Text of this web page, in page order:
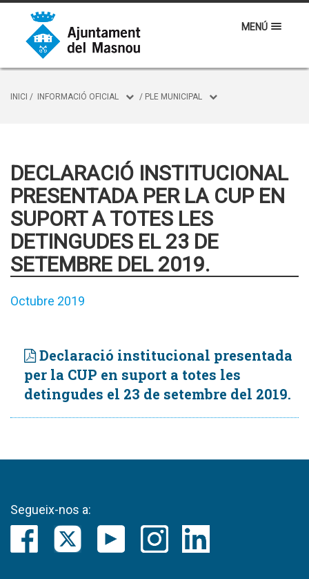
MENÚ
INICI / INFORMACIÓ OFICIAL / PLE MUNICIPAL
DECLARACIÓ INSTITUCIONAL
PRESENTADA PER LA CUP EN
SUPORT A TOTES LES
DETINGUDES EL 23 DE
SETEMBRE DEL 2019.
Octubre 2019
Declaració institucional presentada
per la CUP en suport a totes les
detingudes el 23 de setembre del 2019.
Segueix-nos a: